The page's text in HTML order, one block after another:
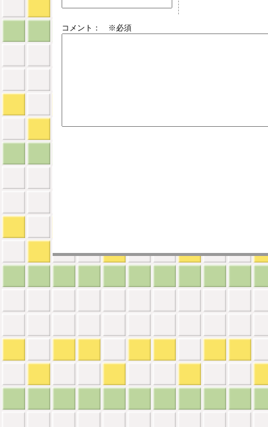
コメント： ※必須